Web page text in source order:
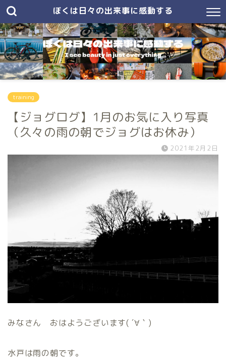
ぼくは日々の出来事に感動する
training
【ジョグログ】1月のお気に入り写真
（久々の雨の朝でジョグはお休み）
2021年2月2日
みなさん おはようございます( ´∀｀)
水戸は雨の朝です。